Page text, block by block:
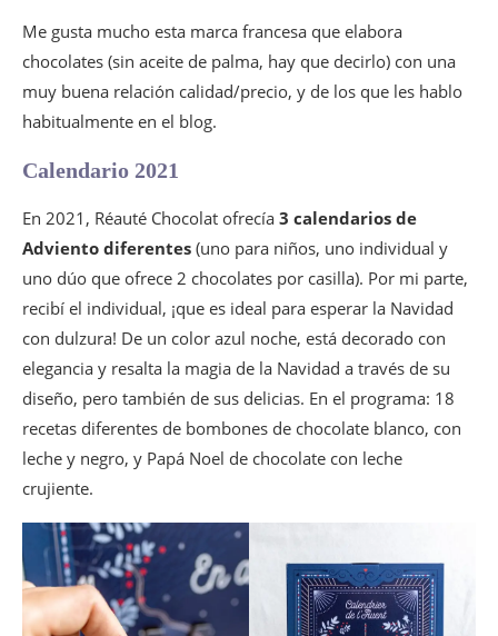
Me gusta mucho esta marca francesa que elabora
chocolates (sin aceite de palma, hay que decirlo) con una
muy buena relación calidad/precio, y de los que les hablo
habitualmente en el blog.
Calendario 2021
En 2021, Réauté Chocolat ofrecía 3 calendarios de
Adviento diferentes (uno para niños, uno individual y
uno dúo que ofrece 2 chocolates por casilla). Por mi parte,
recibí el individual, ¡que es ideal para esperar la Navidad
con dulzura! De un color azul noche, está decorado con
elegancia y resalta la magia de la Navidad a través de su
diseño, pero también de sus delicias. En el programa: 18
recetas diferentes de bombones de chocolate blanco, con
leche y negro, y Papá Noel de chocolate con leche
crujiente.